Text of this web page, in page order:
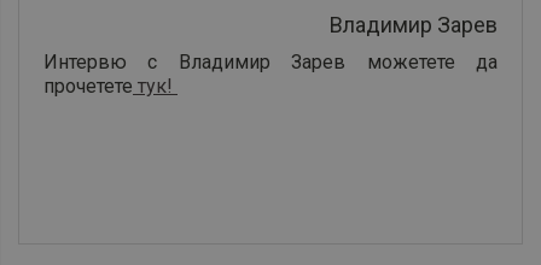
Владимир Зарев
Интервю с Владимир Зарев можетете да
прочетете тук!